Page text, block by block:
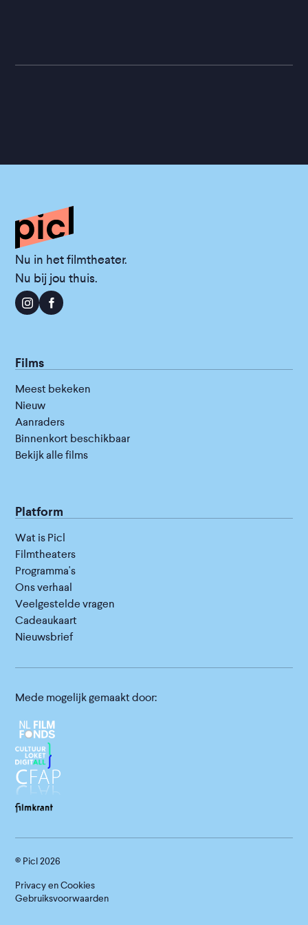
Nu in het filmtheater.
Nu bij jou thuis.
Films
Meest bekeken
Nieuw
Aanraders
Binnenkort beschikbaar
Bekijk alle films
Platform
Wat is Picl
Filmtheaters
Programma's
Ons verhaal
Veelgestelde vragen
Cadeaukaart
Nieuwsbrief
Mede mogelijk gemaakt door:
© Picl2026
Privacy en Cookies
Gebruiksvoorwaarden